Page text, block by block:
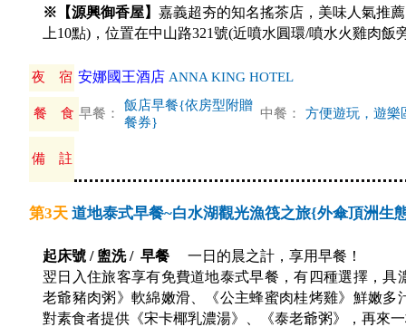
※【源興御香屋】嘉義超夯的知名搖茶店，美味人氣推
上10點)，位置在中山路321號(近噴水圓環/噴水火雞肉飯
夜 宿 安娜國王酒店 ANNA KING HOTEL
餐 食 早餐：
飯店早餐{依房型附贈
餐券}
中餐： 方便遊玩，遊樂
備 註
第3天 道地泰式早餐~白水湖觀光漁筏之旅{外傘頂洲生
起床號 / 盥洗 / 早餐 一日的晨之計，享用早餐！
翌日入住旅客享有免費道地泰式早餐，有四種選擇，
老爺豬肉粥》軟綿嫩滑、《公主蜂蜜肉桂烤雞》鮮嫩
對素食者提供《宋卡椰乳濃湯》、《泰老爺粥》，再來